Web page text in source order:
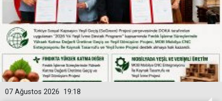
19:18
07 Ağustos 2026